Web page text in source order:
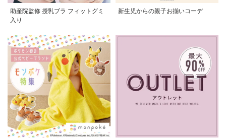
助産院監修 授乳ブラ フィットグミ
入り
新生児からの親子お揃いコーデ